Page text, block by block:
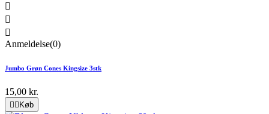



Anmeldelse(0)
Jumbo Grøn Cones Kingsize 3stk
15,00 kr.
Køb